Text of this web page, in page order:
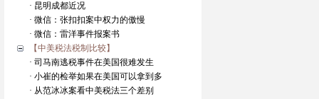
· 昆明成都近况
· 微信：张扣扣案中权力的傲慢
· 微信：雷洋事件报案书
【中美税法税制比较】
· 司马南逃税事件在美国很难发生
· 小崔的检举如果在美国可以拿到多
· 从范冰冰案看中美税法三个差别